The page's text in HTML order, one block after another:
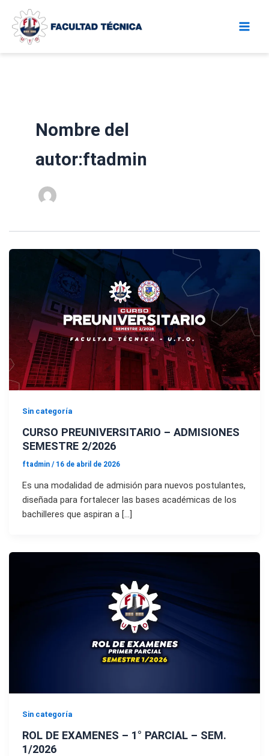
contenido
Nombre del
autor:ftadmin
Sin categoría
CURSO PREUNIVERSITARIO – ADMISIONES
SEMESTRE 2/2026
ftadmin / 16 de abril de 2026
Es una modalidad de admisión para nuevos postulantes,
diseñada para fortalecer las bases académicas de los
bachilleres que aspiran a […]
Sin categoría
ROL DE EXAMENES – 1° PARCIAL – SEM.
1/2026